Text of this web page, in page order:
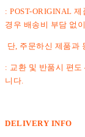
: POST-ORIGINAL
경우 배송비 부담 없
단, 주문하신 제품과
: 교환 및 반품시 편
니다.
DELIVERY INFO